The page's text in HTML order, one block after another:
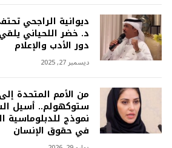
ديوانية الراجحي
د. خضر اللحياني
دور الأدب والإعلام
ديسمبر 27, 2025
من الأمم المتحدة إلى
ستوكهولم.. أسيل
نموذج للدبلوماسية
في حقوق الإنسان